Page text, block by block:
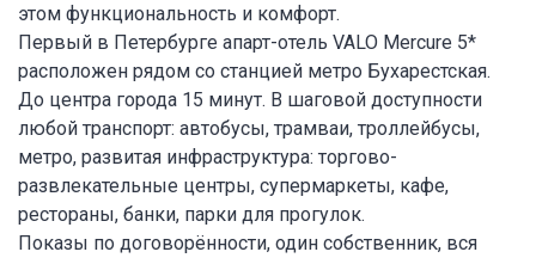
этом функциональность и комфорт.
Первый в Петербурге апарт-отель VALO Mercure 5*
расположен рядом со станцией метро Бухарестская.
До центра города 15 минут. В шаговой доступности
любой транспорт: автобусы, трамваи, троллейбусы,
метро, развитая инфраструктура: торгово-
развлекательные центры, супермаркеты, кафе,
рестораны, банки, парки для прогулок.
Показы по договорённости, один собственник, вся